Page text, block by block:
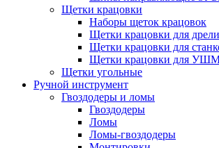
Щетки крацовки
Наборы щеток крацовок
Щетки крацовки для дрели
Щетки крацовки для
Щетки крацовки для
Щетки угольные
Ручной инструмент
Гвоздодеры и ломы
Гвоздодеры
Ломы
Ломы-гвоздодеры